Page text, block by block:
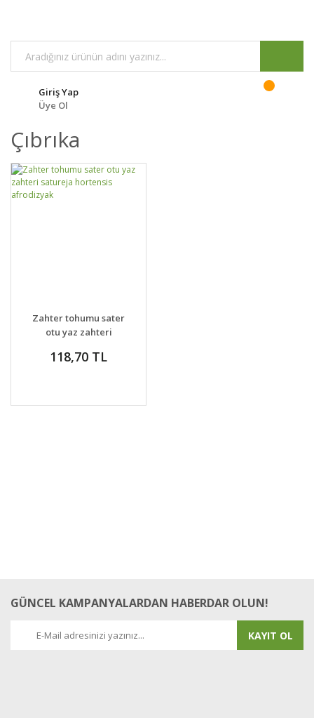
Giriş Yap
Üye Ol
Çıbrıka
DETAYLAR
VER
Zahter tohumu sater
otu yaz zahteri
afrodizyak
118,70 TL
GÜNCEL KAMPANYALARDAN HABERDAR OLUN!
KAYIT OL